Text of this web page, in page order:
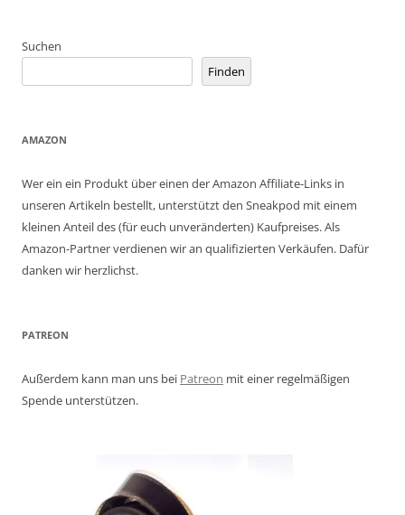
Suchen
Finden
AMAZON
Wer ein ein Produkt über einen der Amazon Affiliate-Links in
unseren Artikeln bestellt, unterstützt den Sneakpod mit einem
kleinen Anteil des (für euch unveränderten) Kaufpreises. Als
Amazon-Partner verdienen wir an qualifizierten Verkäufen. Dafür
danken wir herzlichst.
PATREON
Außerdem kann man uns bei Patreon mit einer regelmäßigen
Spende unterstützen.